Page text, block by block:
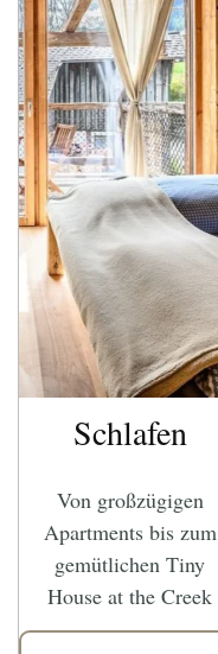
Schlafen
Von großzügigen
Apartments bis zum
gemütlichen Tiny
House at the Creek